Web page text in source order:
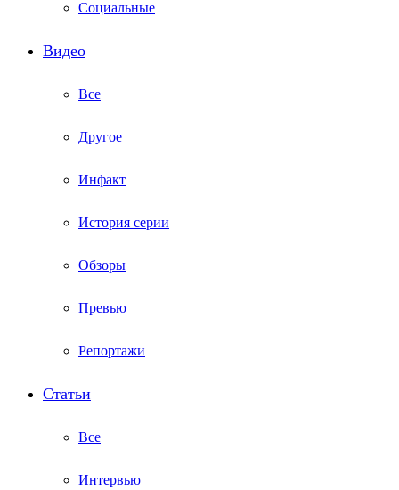
Социальные
Видео
Все
Другое
Инфакт
История серии
Обзоры
Превью
Репортажи
Статьи
Все
Интервью